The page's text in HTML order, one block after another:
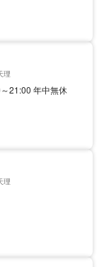
理
21:00 年中無休
理